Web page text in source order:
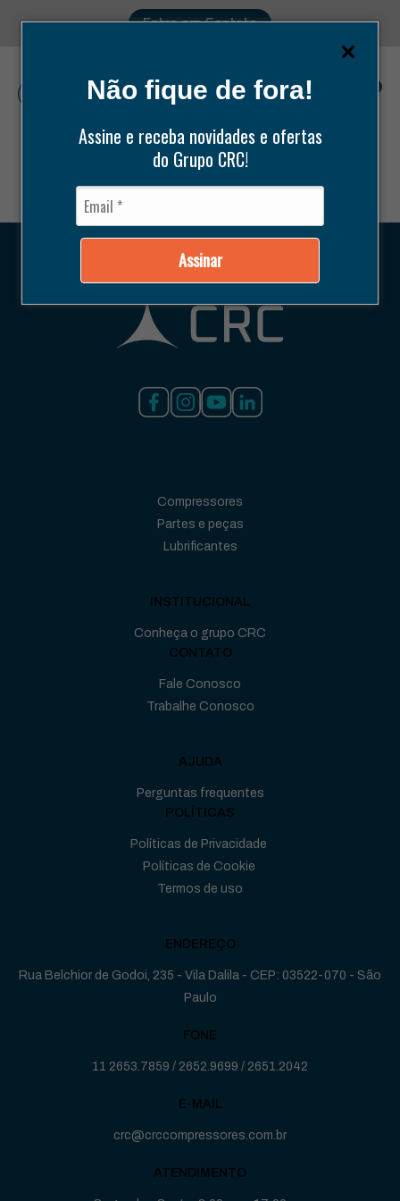
Não fique de fora!
Assine e receba novidades e ofertas
do Grupo CRC!
Assinar
Entre em Contato
Compressores
Partes e peças
Lubrificantes
INSTITUCIONAL
Conheça o grupo CRC
CONTATO
Fale Conosco
Trabalhe Conosco
AJUDA
Perguntas frequentes
POLÍTICAS
Políticas de Privacidade
Políticas de Cookie
Termos de uso
ENDEREÇO
Rua Belchior de Godoi, 235 - Vila Dalila - CEP: 03522-070 - São
Paulo
FONE
11 2653.7859 / 2652.9699 / 2651.2042
E-MAIL
crc@crccompressores.com.br
ATENDIMENTO